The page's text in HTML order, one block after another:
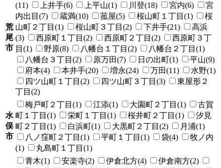
荒
尾
市
(11)
上井手(6) 上平山(1) 川登(18) 宮内(6)
宮
内出目(7)
蔵満(10) 菰屋(5) 桜山町１丁目(1)
桜
山町２丁目(1)
桜山町３丁目(2) 下井手(21)
高浜
(3)
西原町１丁目(2) 西原町２丁目(2)
西原町３丁
目(1)
野原(8) 八幡台１丁目(2)
八幡台２丁目(1)
八幡台３丁目(2)
原万田(7) 日の出町(1)
平山(9)
府本(4)
本井手(20) 増永(24) 万田(11)
水野(1)
四ツ山町１丁目(2)
四ツ山町３丁目(3)
東屋形２
丁目(2)
水
俣
市
梅戸町２丁目(1) 江添(1) 大園町２丁目(1)
古賀
町１丁目(1)
栄町１丁目(1) 桜井町２丁目(1)
汐見
町２丁目(1)
白浜町(1) 大黒町２丁目(2)
月浦(1)
八ノ窪町２丁目(1)
平町１丁目(1) 袋(4)
牧ノ内
(1)
丸島町１丁目(1)
青木(1) 安楽寺(2) 伊倉北方(4)
伊倉南方(2)